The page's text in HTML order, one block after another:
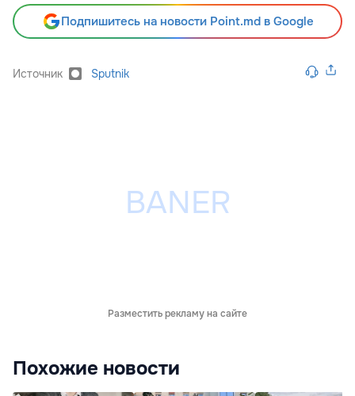
Подпишитесь на новости Point.md в Google
Источник Sputnik
Разместить рекламу на сайте
Похожие новости